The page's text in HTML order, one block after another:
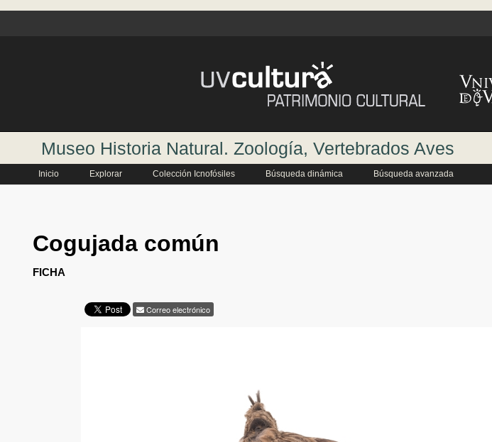
Museo Historia Natural. Zoología, Vertebrados Aves
Inicio Explorar Colección Icnofósiles Búsqueda dinámica Búsqueda avanzada
Cogujada común
FICHA
Correo electrónico